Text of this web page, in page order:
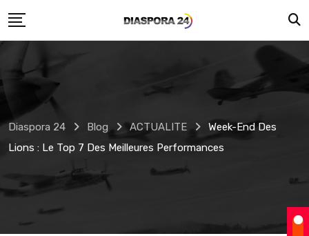
to
Diaspora 24 Blog ACTUALITE
Week-End Des
Lions : Le Top 7 Des Meilleures Performances